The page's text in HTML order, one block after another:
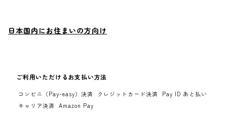
日本国内にお住まいの方向け
ご利用いただけるお支払い方法
コンビニ（Pay-easy）決済 クレジットカード決済
Pay ID あと払い
キャリア決済 Amazon Pay